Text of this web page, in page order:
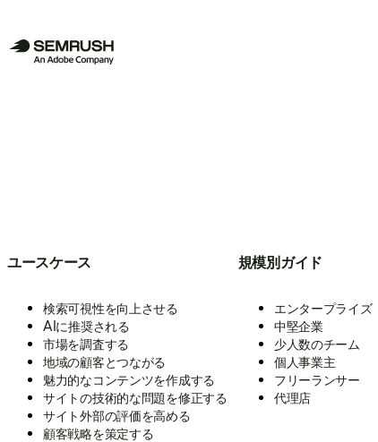
ユースケース
検索可視性を向上させる
AIに推奨される
市場を調査する
地域の顧客とつながる
魅力的なコンテンツを作成する
サイトの技術的な問題を修正する
サイト外部の評価を高める
顧客戦略を策定する
規模別ガイド
エンタープライズ
中堅企業
少人数のチーム
個人事業主
フリーランサー
代理店